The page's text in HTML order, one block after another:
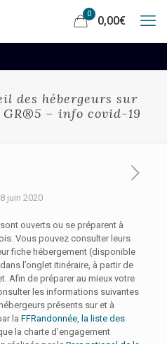
0
0,00€
des hébergeurs sur
– info covid-19
juin 2020
ouverts ou se préparent à
Vous pouvez consulter leurs
fiche hébergement (disponible
l’onglet itinéraire, à partir de
Afin de préparer au mieux votre
les informations suivantes
présents sur et à
la FFRandonnée, la liste des
la charte d’engagement